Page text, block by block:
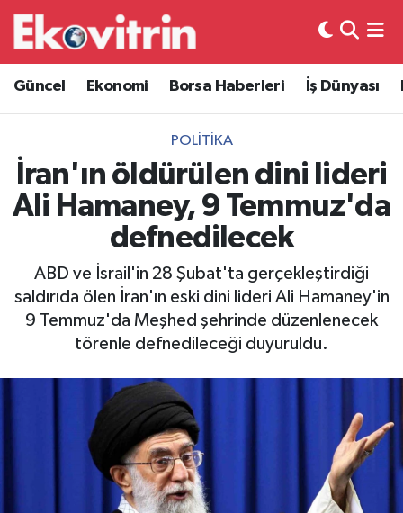
Güncel Ekonomi Borsa Haberleri İş Dünyası
POLITIKA
İran'ın öldürülen dini lideri
Ali Hamaney, 9 Temmuz'da
defnedilecek
ABD ve İsrail'in 28 Şubat'ta gerçekleştirdiği
saldırıda ölen İran'ın eski dini lideri Ali Hamaney'in
9 Temmuz'da Meşhed şehrinde düzenlenecek
törenle defnedileceği duyuruldu.
Güncel
Ekonomi
Borsa Haberleri
İş Dünyası
Otovitrin
Asayiş
Gayrimenkul
Hava Durumu
Trafik Durumu
Süper Lig Puan Durumu ve Fikstür
Tüm Manşetler
Son Dakika Haberleri
Haber Arşivi